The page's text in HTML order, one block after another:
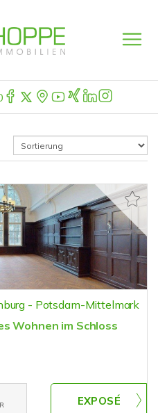
- Potsdam-Mittelmark
Wohnen im Schloss